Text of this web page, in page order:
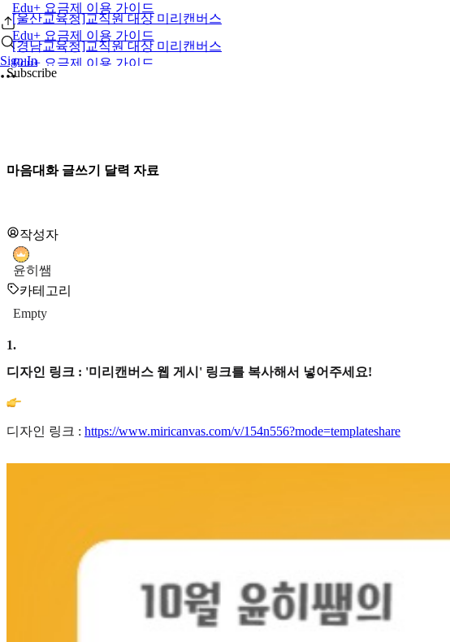
Sign In
Edu+ 요금제 이용 가이드
[울산교육청]교직원 대상 미리캔버스
Edu+ 요금제 이용 가이드
[경남교육청]교직원 대상 미리캔버스
Edu+ 요금제 이용 가이드
Subscribe
마음대화 글쓰기 달력 자료
작성자
윤히쌤
카테고리
Empty
1.
디자인 링크 : '미리캔버스 웹 게시' 링크를 복사해서 넣어주세요!
디자인 링크 : https://www.miricanvas.com/v/154n556?mode=templateshare